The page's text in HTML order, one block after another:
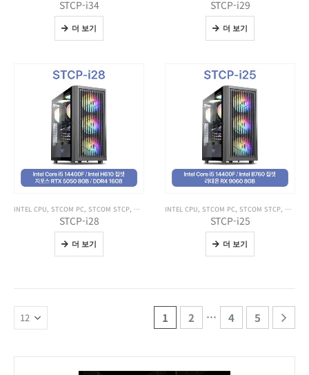
STCP-i34
더 보기
STCP-i29
더 보기
INTEL CPU, STCOM PC, STCOM STCP, 전체 제품보기
STCP-i28
더 보기
INTEL CPU, STCOM PC, STCOM STCP, 전체 제
STCP-i25
더 보기
1 2 … 4 5